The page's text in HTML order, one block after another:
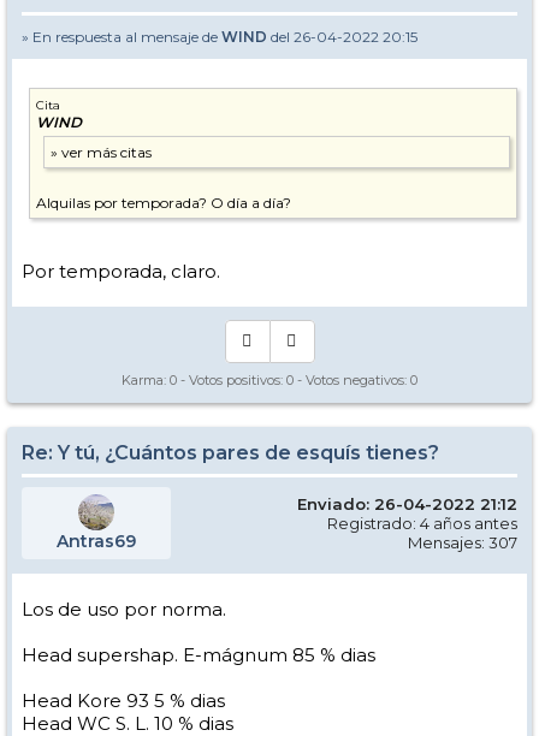
» En respuesta al mensaje de WIND del 26-04-2022 20:15
Cita
WIND
Alquilas por temporada? O día a día?
Por temporada, claro.
Karma: 0 - Votos positivos: 0 - Votos negativos: 0
Re: Y tú, ¿Cuántos pares de esquís tienes?
Antras69
Enviado: 26-04-2022 21:12
Registrado: 4 años antes
Mensajes: 307
Los de uso por norma.
Head supershap. E-mágnum 85 % dias
Head Kore 93 5 % dias
Head WC S. L. 10 % dias